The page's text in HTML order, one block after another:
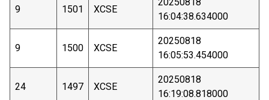
9 1501 XCSE
16:04:38.634000
9 1500 XCSE
20250818
16:05:53.454000
24 1497 XCSE
20250818
16:19:08.818000